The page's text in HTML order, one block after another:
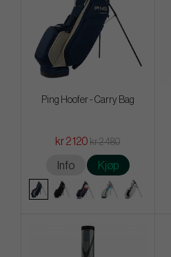
Ping Hoofer - Carry Bag
kr 2 120 kr 2 480
Info Kjøp